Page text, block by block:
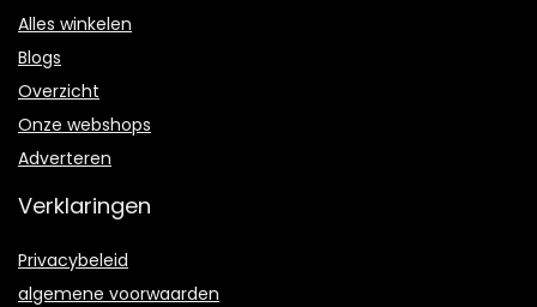
Alles winkelen
Blogs
Overzicht
Onze webshops
Adverteren
Verklaringen
Privacybeleid
algemene voorwaarden